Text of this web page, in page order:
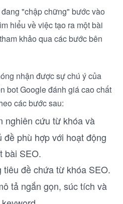
"chập chững" bước vào
hiểu về việc tạo ra một bài
khảo qua các bước bên
nhận được sự chú ý của
bot Google đánh giá cao chất
các bước sau:
nghiên cứu từ khóa và
phù hợp với hoạt động
bài SEO.
tiêu đề chứa từ khóa SEO.
tả ngắn gọn, súc tích và